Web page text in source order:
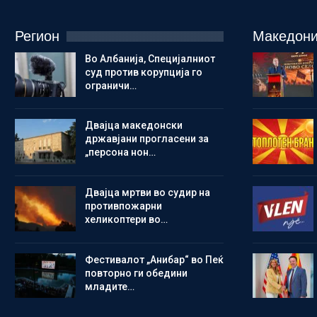
Регион
Во Албанија, Специјалниот
суд против корупција го
ограничи…
Двајца македонски
државјани прогласени за
„персона нон…
Двајца мртви во судир на
противпожарни
хеликоптери во…
Фестивалот „Анибар“ во Пеќ
повторно ги обедини
младите…